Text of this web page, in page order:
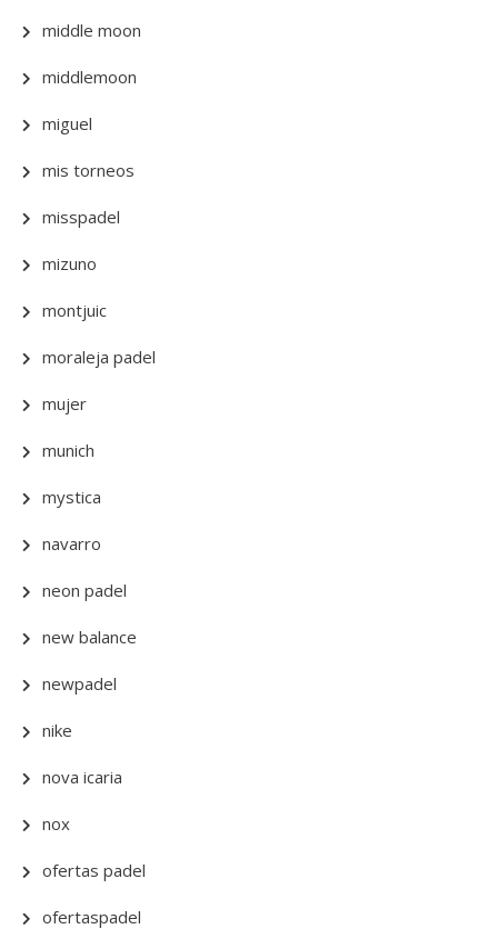
middle moon
middlemoon
miguel
mis torneos
misspadel
mizuno
montjuic
moraleja padel
mujer
munich
mystica
navarro
neon padel
new balance
newpadel
nike
nova icaria
nox
ofertas padel
ofertaspadel